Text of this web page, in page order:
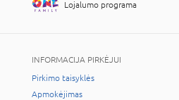
Lojalumo programa
INFORMACIJA PIRKĖJUI
Pirkimo taisyklės
Apmokėjimas